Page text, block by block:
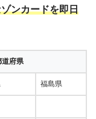
10:00～21:00
11:00～19:00
ンカードを即日
道府県
福島県